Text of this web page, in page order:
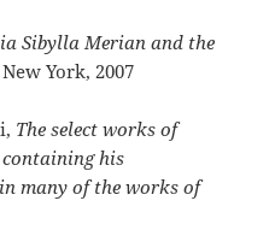
Sibylla Merian and the
New York, 2007
The select works of
containing his
many of the works of